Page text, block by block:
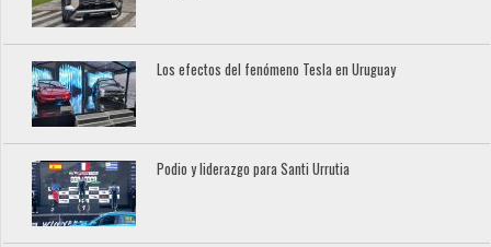
Los efectos del fenómeno Tesla en Uruguay
Podio y liderazgo para Santi Urrutia